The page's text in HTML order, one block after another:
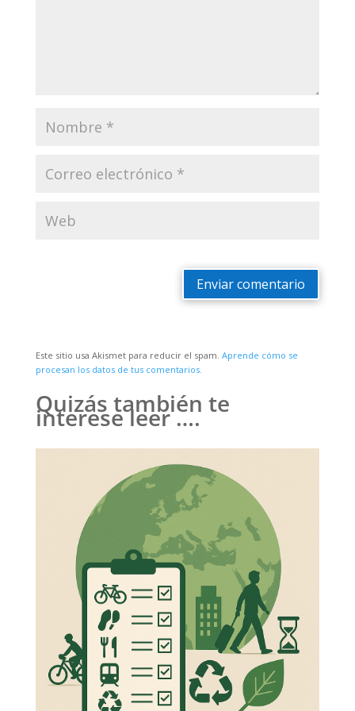
Enviar comentario
Este sitio usa Akismet para reducir el spam. Aprende cómo se
procesan los datos de tus comentarios.
Quizás también te
interese leer ….